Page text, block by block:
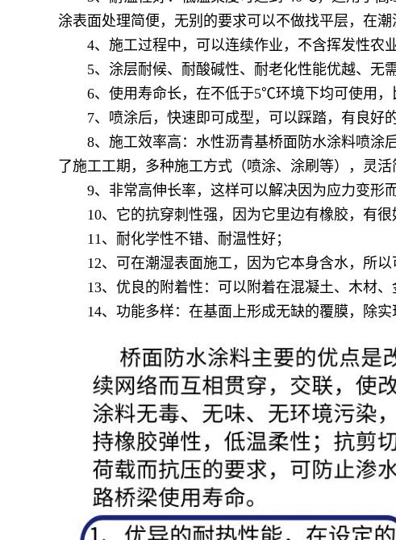
涂表面处理简便，无别的要求可以不做找平层，在潮
4、施工过程中，可以连续作业，不含挥发性农业
5、涂层耐候、耐酸碱性、耐老化性能优越、无需
6、使用寿命长，在不低于5℃环境下均可使用，
7、喷涂后，快速即可成型，可以踩踏，有良好的
8、施工效率高：水性沥青基桥面防水涂料喷涂后
了施工工期，多种施工方式（喷涂、涂刷等），灵
9、非常高伸长率，这样可以解决因为应力变形而
10、它的抗穿刺性强，因为它里边有橡胶，有很
11、耐化学性不错、耐温性好；
12、可在潮湿表面施工，因为它本身含水，所以
13、优良的附着性：可以附着在混凝土、木材、
14、功能多样：在基面上形成无缺的覆膜，除实